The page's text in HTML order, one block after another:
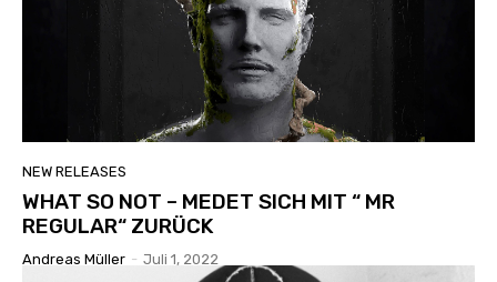
NEW RELEASES
WHAT SO NOT – MEDET SICH MIT “ MR
REGULAR“ ZURÜCK
Andreas Müller - Juli 1, 2022